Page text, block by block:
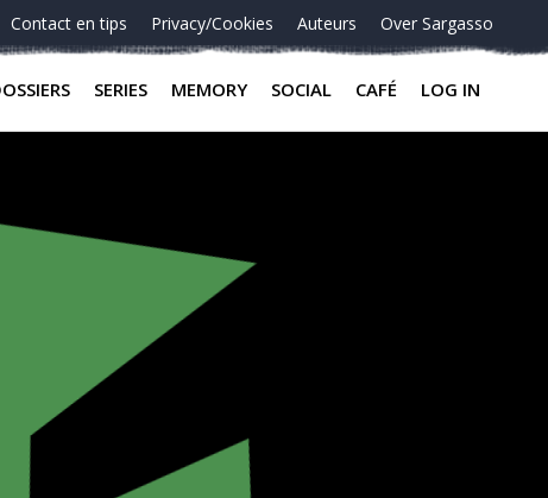
Contact en tips Privacy/Cookies Auteurs Over Sargasso
SERIES MEMORY SOCIAL CAFÉ LOG IN